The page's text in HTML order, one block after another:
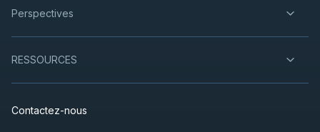
Perspectives
RESSOURCES
Contactez-nous